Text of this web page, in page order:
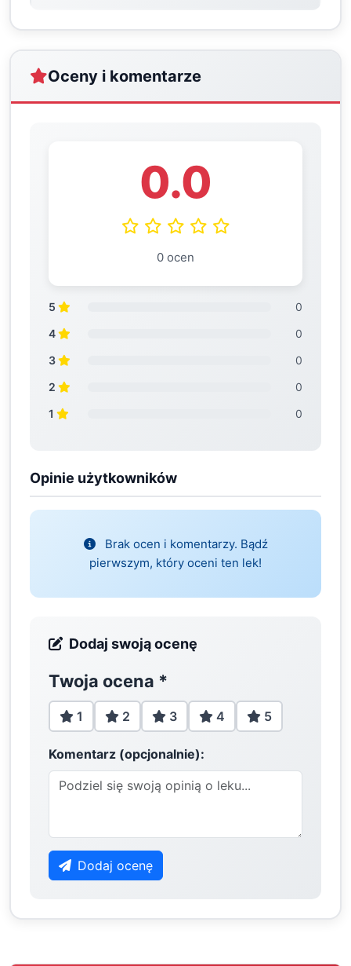
Oceny i komentarze
0.0
0 ocen
5
0
4
0
3
0
2
0
1
0
Opinie użytkowników
Brak ocen i komentarzy. Bądź
pierwszym, który oceni ten lek!
Dodaj swoją ocenę
Twoja ocena *
1 2 3 4 5
Komentarz (opcjonalnie):
Dodaj ocenę